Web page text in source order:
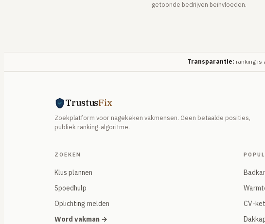
getoonde bedrijven beïnvloeden.
Transparantie: ranking is
TrustusFix
Zoekplatform voor nagekeken vakmensen. Geen betaalde posities,
publiek ranking-algoritme.
ZOEKEN
Klus plannen
Spoedhulp
Oplichting melden
Word vakman →
CV-